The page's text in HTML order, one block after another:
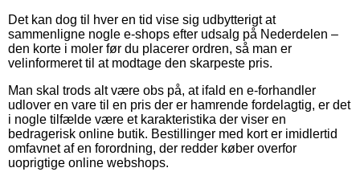
Det kan dog til hver en tid vise sig udbytterigt at
sammenligne nogle e-shops efter udsalg på Nederdelen –
den korte i moler før du placerer ordren, så man er
velinformeret til at modtage den skarpeste pris.
Man skal trods alt være obs på, at ifald en e-forhandler
udlover en vare til en pris der er hamrende fordelagtig, er det
i nogle tilfælde være et karakteristika der viser en
bedragerisk online butik. Bestillinger med kort er imidlertid
omfavnet af en forordning, der redder køber overfor
uoprigtige online webshops.